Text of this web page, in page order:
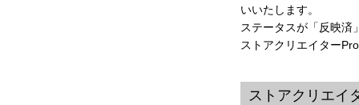
いいたします。
ステータスが「反映済
ストアクリエイター
ストアクリエイ